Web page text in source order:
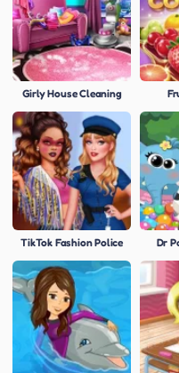
Girly House Cleaning
TikTok Fashion Police Dr